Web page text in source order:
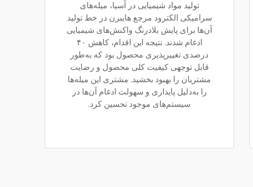
تولید مواد شیمیایی در آسیا، میله‌های
سرامیکی الکترود مرجع هایبرن در خط تولید
آن‌ها برای پایش بلادرنگ واکنش‌های شیمیایی
ادغام شدند. نتیجه این اقدام، کاهش ۴۰
درصدی تغییرپذیری محصول بود که به‌طور
قابل توجهی کیفیت کلی محصول و رضایت
مشتریان را بهبود بخشید. مشتری این میله‌ها
را به‌دلیل پایداری و سهولت ادغام آن‌ها در
سیستم‌های موجود تحسین کرد.